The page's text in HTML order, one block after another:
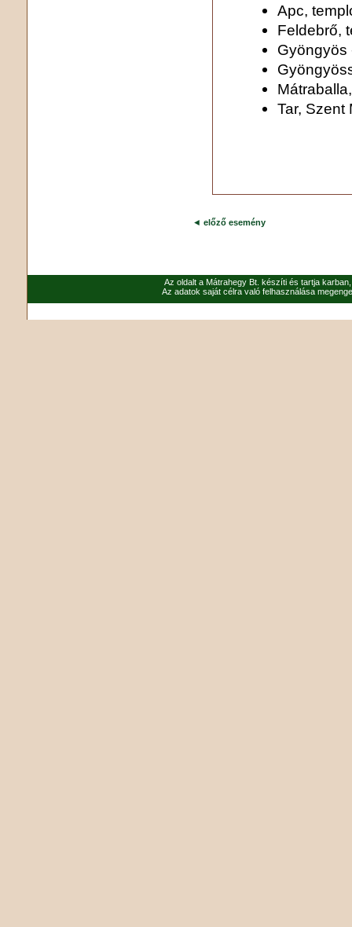
Apc,
Feldebrő,
Gyöngyös
Tar, Szent
◄ előző esemény
Az oldalt a Mátrahegy Bt. készíti és tartja
Az adatok saját célra való felhasználása